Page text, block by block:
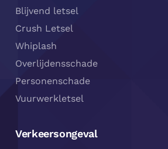
Blijvend letsel
Crush Letsel
Whiplash
Overlijdensschade
Personenschade
Vuurwerkletsel
Verkeersongeval